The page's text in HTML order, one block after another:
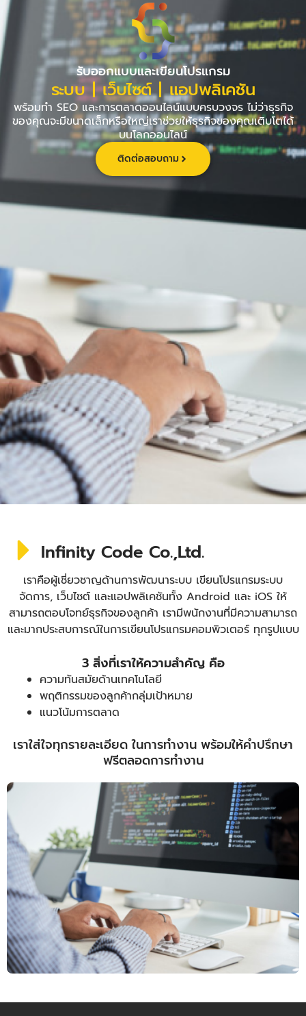
Skip
to
content
รับออกแบบและเขียนโปรแกรม
ระบบ | เว็บไซต์ | แอปพลิเคชัน
พร้อมทำ SEO และการตลาดออนไลน์แบบครบวงจร ไม่ว่าธุรกิจ
ของคุณจะมีขนาดเล็กหรือใหญ่เราช่วยให้ธุรกิจของคุณเติบโตได้
บนโลกออนไลน์
ติดต่อสอบถาม
Infinity Code Co.,Ltd.
เราคือผู้เชี่ยวชาญด้านการพัฒนาระบบ เขียนโปรแกรมระบบ
จัดการ, เว็บไซต์ และแอปพลิเคชันทั้ง Android และ iOS ให้
สามารถตอบโจทย์ธุรกิจของลูกค้า เรามีพนักงานที่มีความสามารถ
และมากประสบการณ์ในการเขียนโปรแกรมคอมพิวเตอร์ ทุกรูปแบบ
3 สิ่งที่เราให้ความสำคัญ คือ
ความทันสมัยด้านเทคโนโลยี
พฤติกรรมของลูกค้ากลุ่มเป้าหมาย
แนวโน้มการตลาด
เราใส่ใจทุกรายละเอียด ในการทำงาน พร้อมให้คำปรึกษา
ฟรีตลอดการทำงาน